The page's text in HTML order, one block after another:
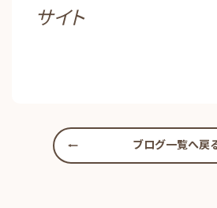
サイト
ブログ一覧へ戻